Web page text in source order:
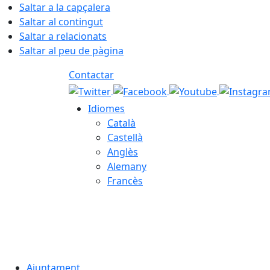
Saltar a la capçalera
Saltar al contingut
Saltar a relacionats
Saltar al peu de pàgina
Contactar
Idiomes
Català
Castellà
Anglès
Alemany
Francès